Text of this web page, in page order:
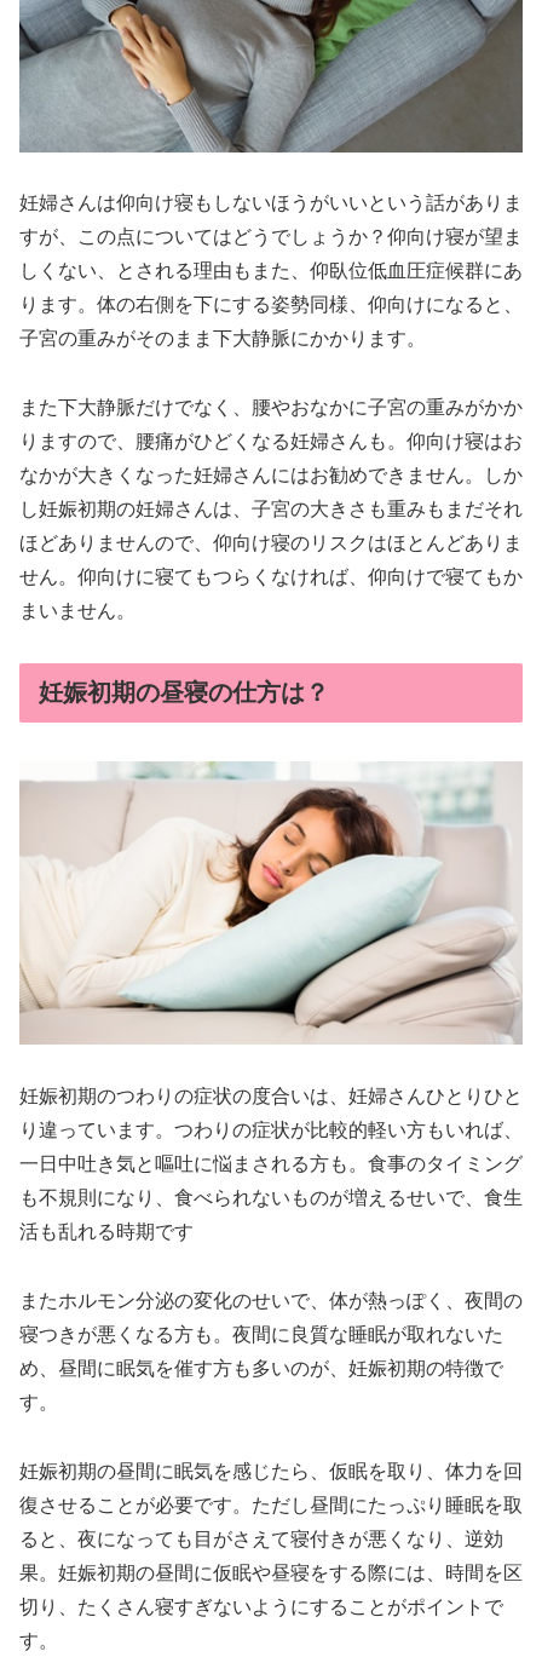
妊婦さんは仰向け寝もしないほうがいいという話がありま
すが、この点についてはどうでしょうか？仰向け寝が望ま
しくない、とされる理由もまた、仰臥位低血圧症候群にあ
ります。体の右側を下にする姿勢同様、仰向けになると、
子宮の重みがそのまま下大静脈にかかります。
また下大静脈だけでなく、腰やおなかに子宮の重みがかか
りますので、腰痛がひどくなる妊婦さんも。仰向け寝はお
なかが大きくなった妊婦さんにはお勧めできません。しか
し妊娠初期の妊婦さんは、子宮の大きさも重みもまだそれ
ほどありませんので、仰向け寝のリスクはほとんどありま
せん。仰向けに寝てもつらくなければ、仰向けで寝てもか
まいません。
妊娠初期の昼寝の仕方は？
妊娠初期のつわりの症状の度合いは、妊婦さんひとりひと
り違っています。つわりの症状が比較的軽い方もいれば、
一日中吐き気と嘔吐に悩まされる方も。食事のタイミング
も不規則になり、食べられないものが増えるせいで、食生
活も乱れる時期です
またホルモン分泌の変化のせいで、体が熱っぽく、夜間の
寝つきが悪くなる方も。夜間に良質な睡眠が取れないた
め、昼間に眠気を催す方も多いのが、妊娠初期の特徴で
す。
妊娠初期の昼間に眠気を感じたら、仮眠を取り、体力を回
復させることが必要です。ただし昼間にたっぷり睡眠を取
ると、夜になっても目がさえて寝付きが悪くなり、逆効
果。妊娠初期の昼間に仮眠や昼寝をする際には、時間を区
切り、たくさん寝すぎないようにすることがポイントで
す。